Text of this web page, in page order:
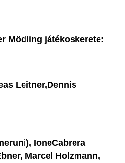
Mödling játékoskerete:
Leitner,Dennis
IoneCabrera
Marcel Holzmann,